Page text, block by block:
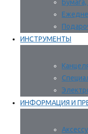
ИНСТРУМЕНТЫ
ИНФОРМАЦИЯ И